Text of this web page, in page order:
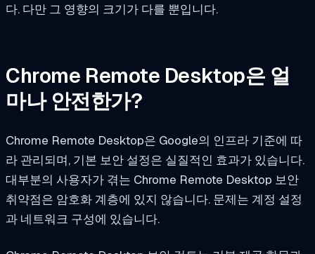
다. 다만 그 영향의 크기가 다를 뿐입니다.
Chrome Remote Desktop은 얼
마나 안전한가?
Chrome Remote Desktop은 Google의 인프라 기준에 따
라 관리되며, 기본 보안 설정은 실질적인 효과가 있습니다.
대부분의 사용자가 겪는 Chrome Remote Desktop 보안
취약점은 암호화 계층에 있지 않습니다. 문제는 계정 설정
과 네트워크 구성에 있습니다.